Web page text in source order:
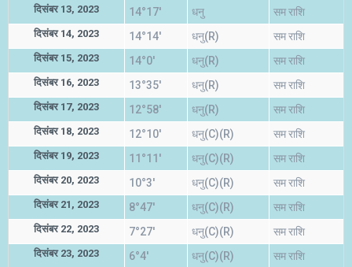
दिसंबर 13, 2023 14°17' धनु सम राशि
दिसंबर 14, 2023 14°14' धनु(R) सम राशि
दिसंबर 15, 2023 14°0' धनु(R) सम राशि
दिसंबर 16, 2023 13°35' धनु(R) सम राशि
दिसंबर 17, 2023 12°58' धनु(R) सम राशि
दिसंबर 18, 2023 12°10' धनु(C)(R) सम राशि
दिसंबर 19, 2023 11°11' धनु(C)(R) सम राशि
दिसंबर 20, 2023 10°3' धनु(C)(R) सम राशि
दिसंबर 21, 2023 8°47' धनु(C)(R) सम राशि
दिसंबर 22, 2023 7°27' धनु(C)(R) सम राशि
दिसंबर 23, 2023 6°4' धनु(C)(R) सम राशि